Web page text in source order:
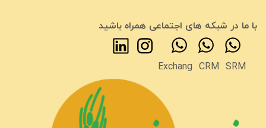
با ما در شبکه های اجتماعی همراه باشید
SRM
CRM
Exchang